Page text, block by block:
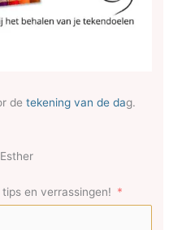
detekening van de dag.
en verrassingen!